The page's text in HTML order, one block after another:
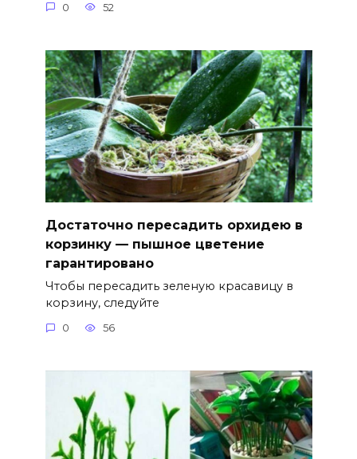
0 52
Достаточно пересадить орхидею в
корзинку — пышное цветение
гарантировано
Чтобы пересадить зеленую красавицу в
корзину, следуйте
0 56